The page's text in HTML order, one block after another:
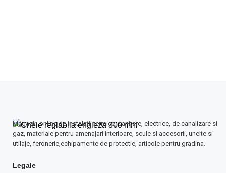
Magazin online de instalatii termice, sanitare, electrice, de canalizare si
gaz, materiale pentru amenajari interioare, scule si accesorii, unelte si
utilaje, feronerie,echipamente de protectie, articole pentru gradina.
Legale